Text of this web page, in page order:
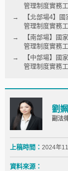
管理制度實務
【北部場4】
管理制度實務
【南部場】國
管理制度實務
【中部場】國
管理制度實務
劉
副法
上稿時間： 2024年
資料來源：